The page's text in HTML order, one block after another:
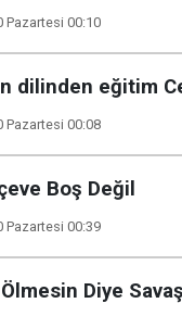
Pazartesi 00:10
dilinden eğitim
Pazartesi 00:08
Boş Değil
Pazartesi 00:39
Diye